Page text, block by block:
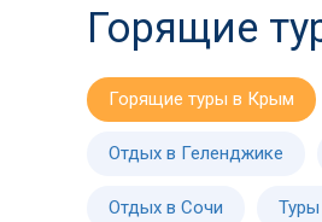
Горящие
Горящие туры в Крым
Отдых в Геленджике
Отдых в Сочи